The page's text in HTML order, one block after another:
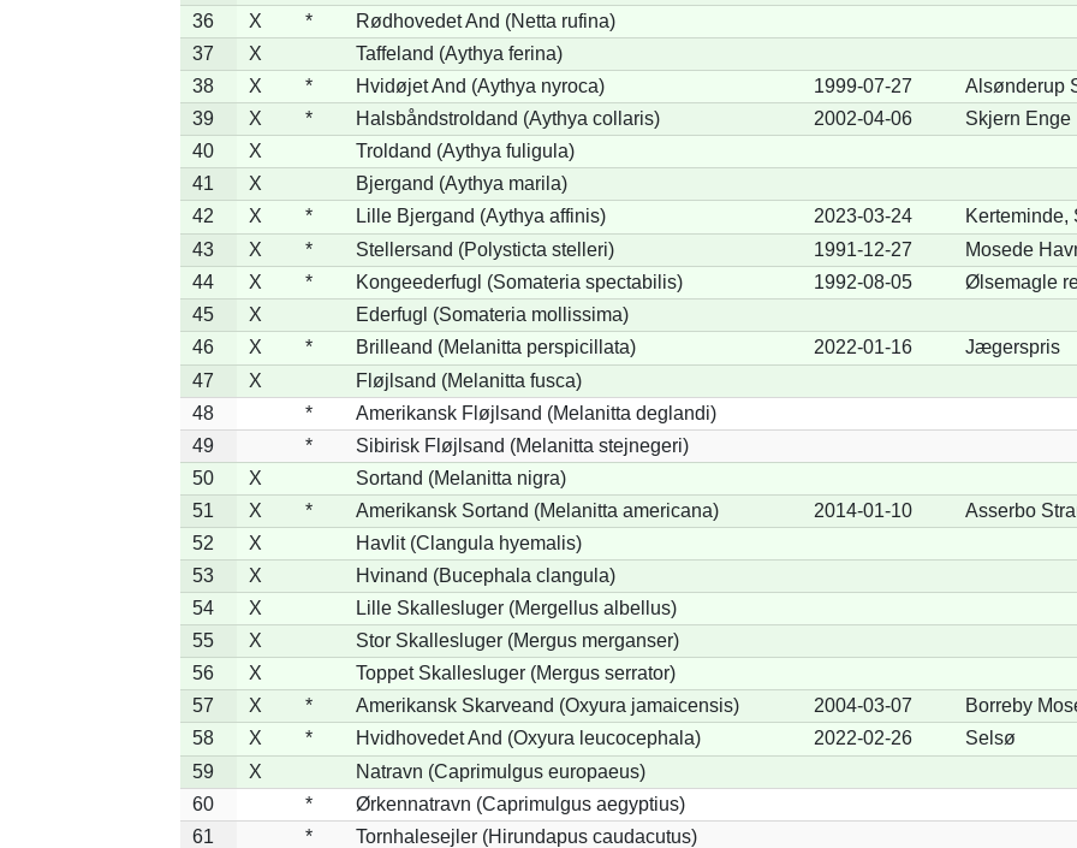
36
X *
Rødhovedet And (Netta rufina)
37
X
Taffeland (Aythya ferina)
38
X * Hvidøjet And (Aythya nyroca) 1999-07-27
Alsønderup
39
X * Halsbåndstroldand (Aythya collaris) 2002-04-06
Skjern Enge
40
X
Troldand (Aythya fuligula)
41
X
Bjergand (Aythya marila)
42
X * Lille Bjergand (Aythya affinis) 2023-03-24
Kerteminde,
43
X * Stellersand (Polysticta stelleri) 1991-12-27
Mosede
44
X * Kongeederfugl (Somateria spectabilis) 1992-08-05
Ølsemagle
45
X
Ederfugl (Somateria mollissima)
46
X * Brilleand (Melanitta perspicillata) 2022-01-16
Jægerspris
47
X
Fløjlsand (Melanitta fusca)
48
*
Amerikansk Fløjlsand (Melanitta deglandi)
49
*
Sibirisk Fløjlsand (Melanitta stejnegeri)
50
X
Sortand (Melanitta nigra)
51
X * Amerikansk Sortand (Melanitta americana) 2014-01-10
Asserbo
52
X
Havlit (Clangula hyemalis)
53
X
Hvinand (Bucephala clangula)
54
X
Lille Skallesluger (Mergellus albellus)
55
X
Stor Skallesluger (Mergus merganser)
56
X
Toppet Skallesluger (Mergus serrator)
57
X * Amerikansk Skarveand (Oxyura jamaicensis) 2004-03-07
Borreby
58
X * Hvidhovedet And (Oxyura leucocephala) 2022-02-26
Selsø
59
X
Natravn (Caprimulgus europaeus)
60
*
Ørkennatravn (Caprimulgus aegyptius)
61
*
Tornhalesejler (Hirundapus caudacutus)